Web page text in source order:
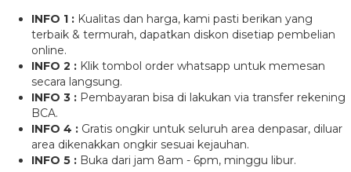
INFO 1 : Kualitas dan harga, kami pasti berikan yang
terbaik & termurah, dapatkan diskon disetiap pembelian
online.
INFO 2 : Klik tombol order whatsapp untuk memesan
secara langsung.
INFO 3 : Pembayaran bisa di lakukan via transfer rekening
BCA.
INFO 4 : Gratis ongkir untuk seluruh area denpasar, diluar
area dikenakkan ongkir sesuai kejauhan.
INFO 5 : Buka dari jam 8am - 6pm, minggu libur.